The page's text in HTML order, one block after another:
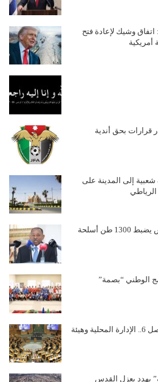
وشيك لإعادة فتح
قرارات بحق أندية
شعبية إلى المدينة على
السفير السوداني بالدوحة: الجيش يضبط 1300 طن أسلحة
الوطني “بصمة”
مجلس النواب أقر 4 قوانين من أصل 6.. الإدارة المحلية وهيئة
يهدد بعزل القدس